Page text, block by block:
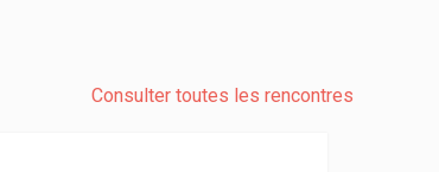
Consulter toutes les rencontres